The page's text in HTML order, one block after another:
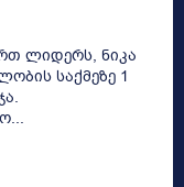
ლიდერს, ნიკა
საქმეზე 1